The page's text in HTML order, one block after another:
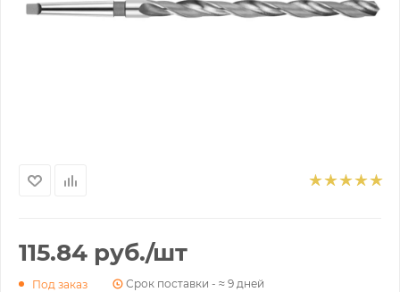
115.84 руб./шт
Под заказ Срок поставки - ≈ 9 дней